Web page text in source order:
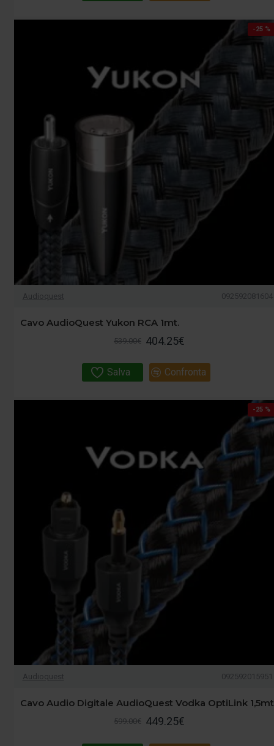
-25 %
Audioquest 092592081604
Cavo AudioQuest Yukon RCA 1mt.
404.25€
539.00€
Salva Confronta
-25 %
Audioquest 092592015951
Cavo Audio Digitale AudioQuest Vodka OptiLink
449.25€
599.00€